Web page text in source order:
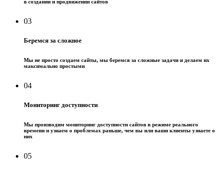
в создании и продвижении сайтов
03
Беремся за сложное
Мы не просто создаем сайты, мы беремся за сложные задачи и делаем их
максимально простыми
04
Мониторинг доступности
Мы производим мониторинг доступности сайтов в режиме реального
времени и узнаем о проблемах раньше, чем вы или ваши клиенты узнаете о
них
05